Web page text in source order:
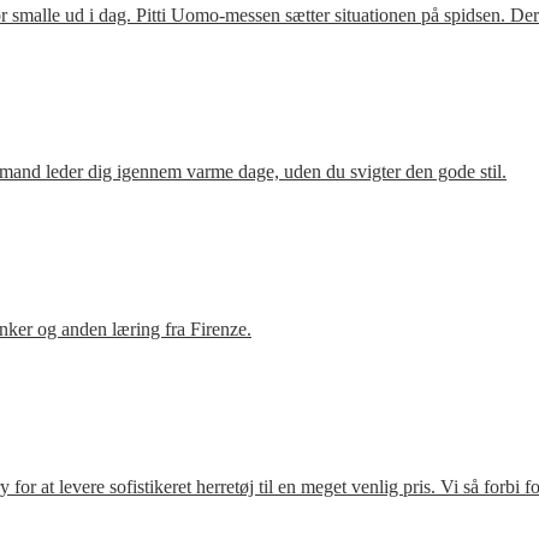
ud i dag. Pitti Uomo-messen sætter situationen på spidsen.
leder dig igennem varme dage, uden du svigter den gode stil.
og anden læring fra Firenze.
at levere sofistikeret herretøj til en meget venlig pris. Vi så forbi